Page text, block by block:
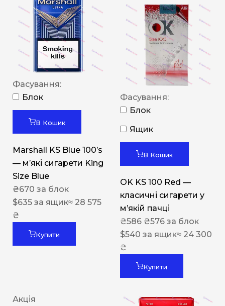
Фасування:
Блок
В Кошик
Marshall KS Blue 100’s
— м’які сигарети King
Size Blue
₴670 за блок
$635 за ящик≈ 28 575
₴
Купити
Фасування:
Блок
Ящик
В Кошик
OK KS 100 Red —
класичні сигарети у
м’якій пачці
₴586 ₴576 за блок
$540 за ящик≈ 24 300
₴
Купити
Акція